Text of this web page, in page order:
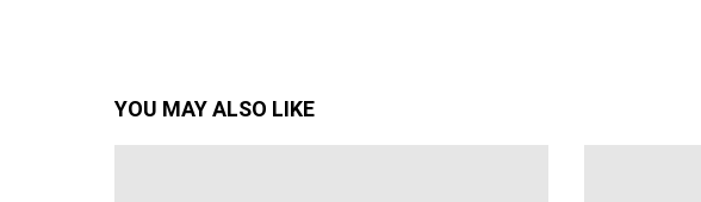
YOU MAY ALSO LIKE